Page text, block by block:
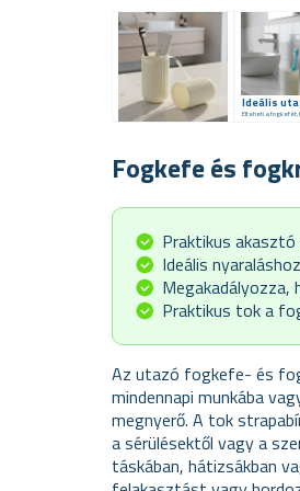
Ideális
Fogkefe és
Praktikus
Ideális
Praktikus tok a
Az utazó fogkefe- és
mindennapi munkába
megnyerő. A tok
a sérülésektől vagy a
táskában, hátizsákban